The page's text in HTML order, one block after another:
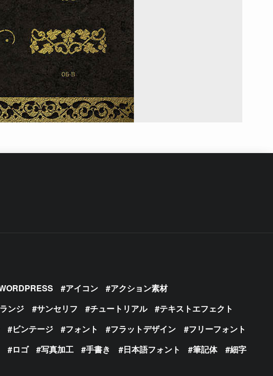
アイコン
アクション素材
ンジ サンセリフ チュートリアル
テキストエフェクト
ビンテージ フォント フラットデザイン
フリーフォント
ロゴ 写真加工 手書き 日本語フォント 筆記体
細字